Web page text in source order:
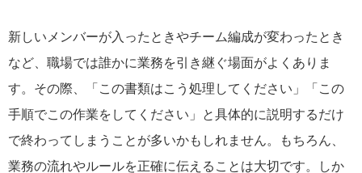
新しいメンバーが入ったときやチーム編成が変わったとき
など、職場では誰かに業務を引き継ぐ場面がよくありま
す。その際、「この書類はこう処理してください」「この
手順でこの作業をしてください」と具体的に説明するだけ
で終わってしまうことが多いかもしれません。もちろん、
業務の流れやルールを正確に伝えることは大切です。しか